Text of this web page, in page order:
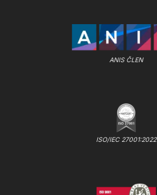
ANIS ČLEN
ISO/IEC 27001:2022